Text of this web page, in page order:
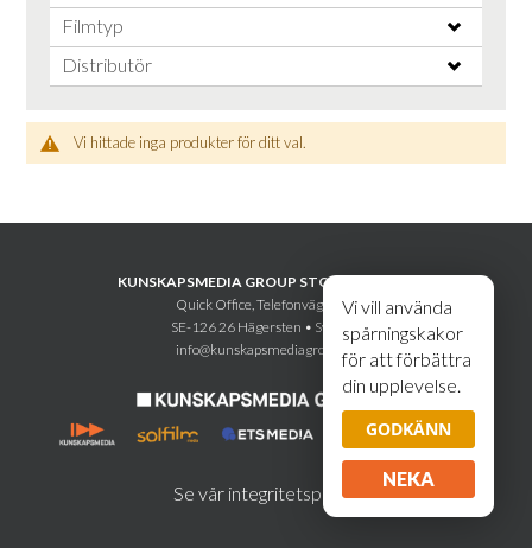
Vi vill använda
spårningskakor
för att förbättra
din upplevelse.
GODKÄNN
NEKA
Filmtyp
Distributör
Vi hittade inga produkter för ditt val.
KUNSKAPSMEDIA GROUP STOCKHOLM AB
Quick Office, Telefonvägen 30
SE-126 26 Hägersten • Sweden
info@kunskapsmediagroup.se
Se vår integritetspolicy